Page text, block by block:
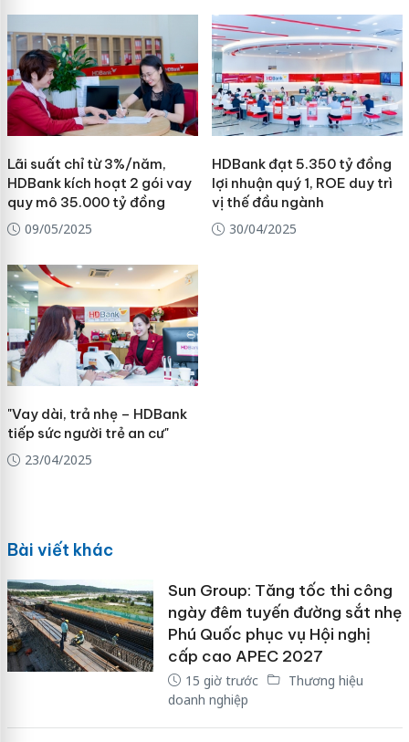
Lãi suất chỉ từ 3%/năm,
HDBank kích hoạt 2 gói vay
quy mô 35.000 tỷ đồng
09/05/2025
HDBank đạt 5.350 tỷ đồng
lợi nhuận quý 1, ROE duy trì
vị thế đầu ngành
30/04/2025
"Vay dài, trả nhẹ – HDBank
tiếp sức người trẻ an cư"
23/04/2025
Bài viết khác
Sun Group: Tăng tốc thi công
ngày đêm tuyến đường sắt nhẹ
Phú Quốc phục vụ Hội nghị
cấp cao APEC 2027
15 giờ trước
Thương hiệu
doanh nghiệp